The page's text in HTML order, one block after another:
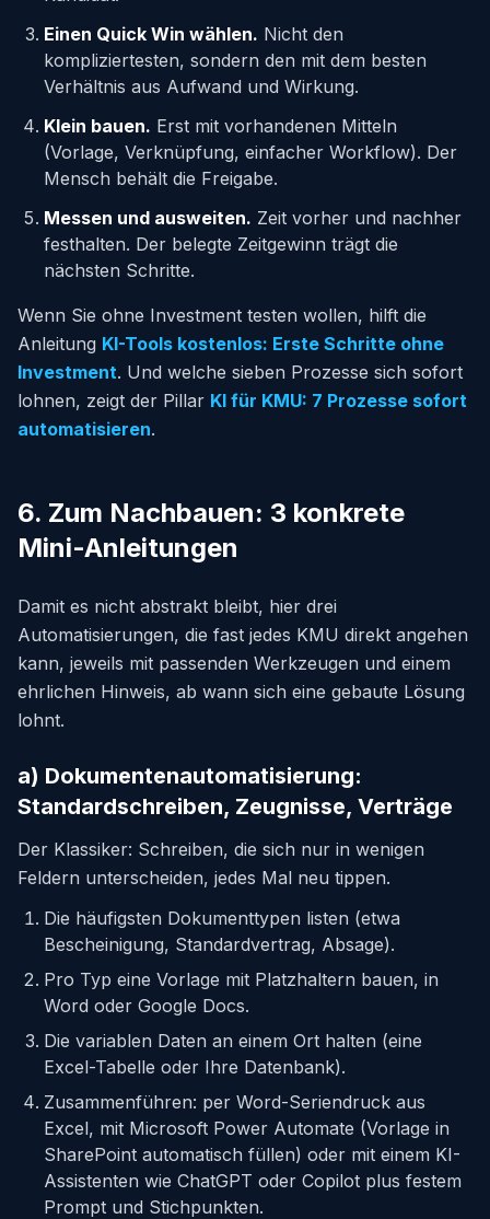
Einen Quick Win wählen. Nicht den
kompliziertesten, sondern den mit dem besten
Verhältnis aus Aufwand und Wirkung.
Klein bauen. Erst mit vorhandenen Mitteln
(Vorlage, Verknüpfung, einfacher Workflow). Der
Mensch behält die Freigabe.
Messen und ausweiten. Zeit vorher und nachher
festhalten. Der belegte Zeitgewinn trägt die
nächsten Schritte.
Wenn Sie ohne Investment testen wollen, hilft die
Anleitung KI-Tools kostenlos: Erste Schritte ohne
Investment. Und welche sieben Prozesse sich sofort
lohnen, zeigt der Pillar KI für KMU: 7 Prozesse sofort
automatisieren.
6. Zum Nachbauen: 3 konkrete
Mini-Anleitungen
Damit es nicht abstrakt bleibt, hier drei
Automatisierungen, die fast jedes KMU direkt angehen
kann, jeweils mit passenden Werkzeugen und einem
ehrlichen Hinweis, ab wann sich eine gebaute Lösung
lohnt.
a) Dokumentenautomatisierung:
Standardschreiben, Zeugnisse, Verträge
Der Klassiker: Schreiben, die sich nur in wenigen
Feldern unterscheiden, jedes Mal neu tippen.
Die häufigsten Dokumenttypen listen (etwa
Bescheinigung, Standardvertrag, Absage).
Pro Typ eine Vorlage mit Platzhaltern bauen, in
Word oder Google Docs.
Die variablen Daten an einem Ort halten (eine
Excel-Tabelle oder Ihre Datenbank).
Zusammenführen: per Word-Seriendruck aus
Excel, mit Microsoft Power Automate (Vorlage in
SharePoint automatisch füllen) oder mit einem KI-
Assistenten wie ChatGPT oder Copilot plus festem
Prompt und Stichpunkten.